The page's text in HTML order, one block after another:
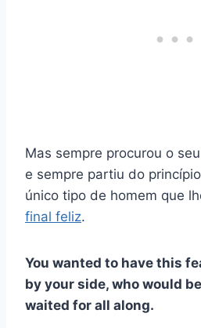
Mas sempre procurou o
e sempre partiu do
único tipo de homem que
final feliz.
You wanted to have this
by your side, who would
waited for all along.